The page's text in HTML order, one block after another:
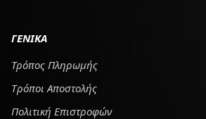
ΓΕΝΙΚΑ
Τρόπος Πληρωμής
Tρόποι Αποστολής
Πολιτική Επιστροφών